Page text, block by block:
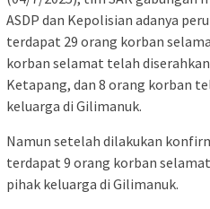
ASDP dan Kepolisian adanya
terdapat 29 orang korban
korban selamat telah
Ketapang, dan 8 orang korban
keluarga di Gilimanuk.
Namun setelah dilakukan
terdapat 9 orang korban
pihak keluarga di Gilimanuk.